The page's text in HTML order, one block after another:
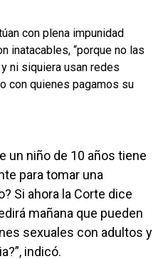
con plena impunidad
inatacables, “porque no las
ni siquiera usan redes
con quienes pagamos su
un niño de 10 años tiene
para tomar una
Si ahora la Corte dice
mañana que pueden
sexuales con adultos y
indicó.